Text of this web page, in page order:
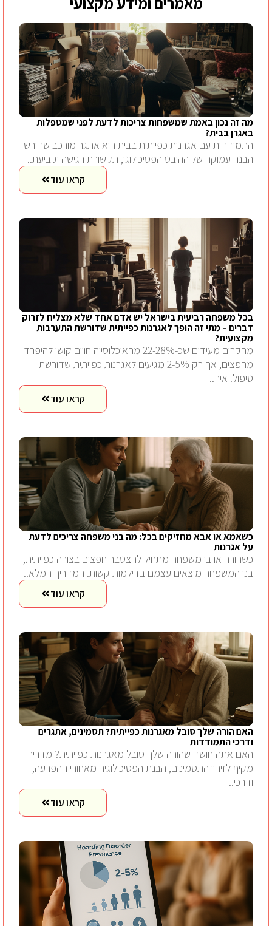
מה זה נכון באמת שמשפחות צריכות לדעת לפני שמטפלות
באגרן בבית?
התמודדות עם אגרנות כפייתית בבית היא אתגר מורכב שדורש
הבנה עמוקה של ההיבט הפסיכולוגי, תקשורת רגישה וקביעת..
קראו עוד
בכל משפחה רביעית בישראל יש אדם אחד שלא מצליח לזרוק
דברים – מתי זה הופך לאגרנות כפייתית שדורשת התערבות
מקצועית?
מחקרים מעידים שכ-22-28% מהאוכלוסייה חווים קושי להיפרד
מחפצים, אך רק 2-5% מגיעים לאגרנות כפייתית שדורשת
טיפול. איך..
קראו עוד
כשאמא או אבא מחזיקים בכל: מה בני משפחה צריכים לדעת
על אגרנות
כשהורה או בן משפחה מתחיל להצטבר חפצים בצורה כפייתית,
בני המשפחה מוצאים עצמם בדילמות קשות. המדריך המלא..
קראו עוד
האם הורה שלך סובל מאגרנות כפייתית? תסמינים, אתגרים
ודרכי התמודדות
האם אתה חושד שהורה שלך סובל מאגרנות כפייתית? מדריך
מקיף לזיהוי התסמינים, הבנת הפסיכולוגיה מאחורי ההפרעה,
ודרכי..
קראו עוד